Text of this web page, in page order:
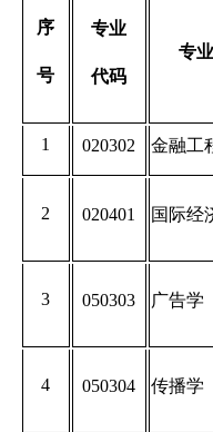
序
号
专业
代码
专
1 020302 金融工
2 020401 国际经
3 050303 广告学
4 050304 传播学